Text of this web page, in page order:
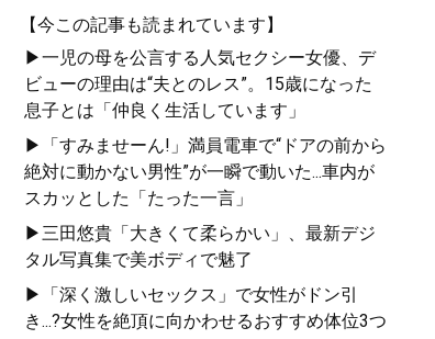
【今この記事も読まれています】
▶一児の母を公言する人気セクシー女優、デ
ビューの理由は“夫とのレス”。15歳になった
息子とは「仲良く生活しています」
▶「すみませーん!」満員電車で“ドアの前から
絶対に動かない男性”が一瞬で動いた...車内が
スカッとした「たった一言」
▶三田悠貴「大きくて柔らかい」、最新デジ
タル写真集で美ボディで魅了
▶「深く激しいセックス」で女性がドン引
き...?女性を絶頂に向かわせるおすすめ体位3つ